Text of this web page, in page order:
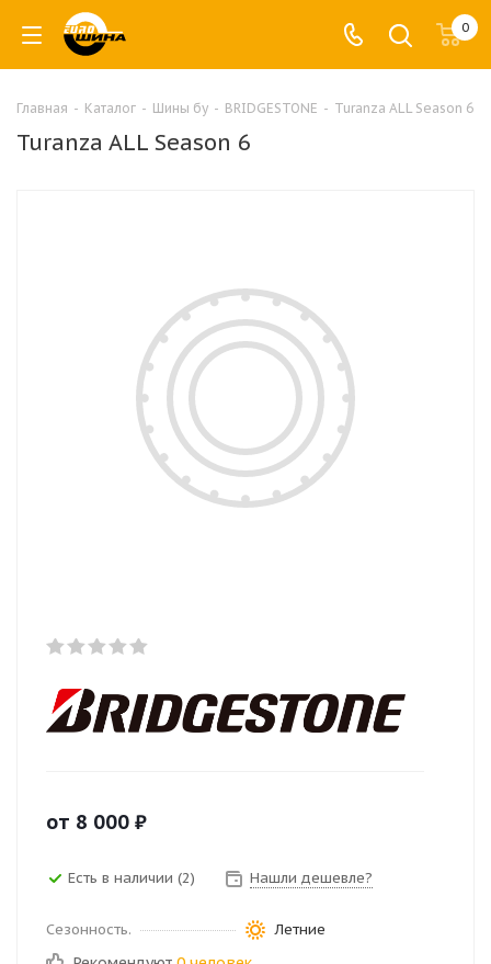
0
Главная - Каталог - Шины бу - BRIDGESTONE - Turanza ALL Season 6
Turanza ALL Season 6
от 8 000 ₽
Есть в наличии (2) Нашли дешевле?
Сезонность. Летние